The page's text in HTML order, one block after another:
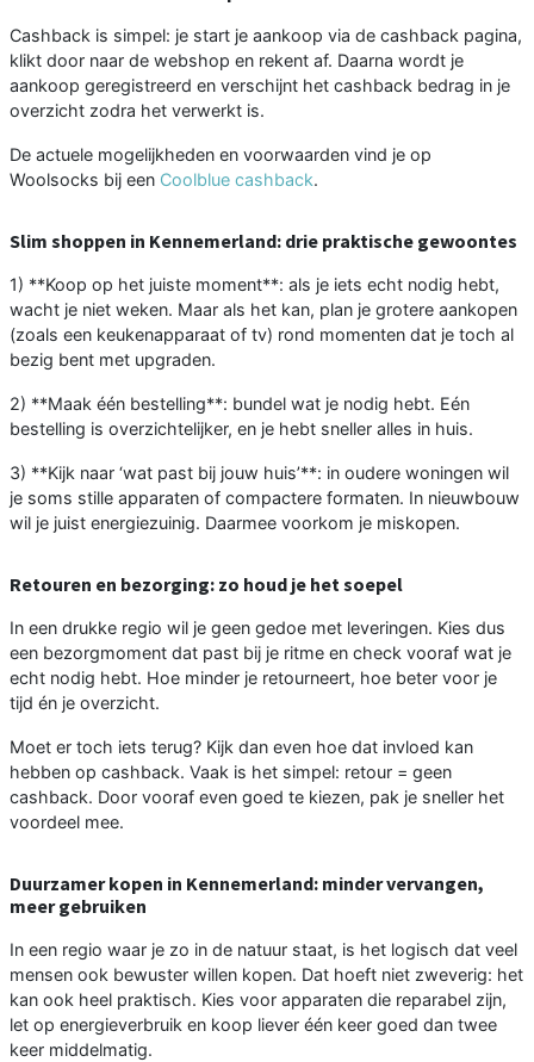
Cashback is simpel: je start je aankoop via de cashback pagina,
klikt door naar de webshop en rekent af. Daarna wordt je
aankoop geregistreerd en verschijnt het cashback bedrag in je
overzicht zodra het verwerkt is.
De actuele mogelijkheden en voorwaarden vind je op
Woolsocks bij een Coolblue cashback.
Slim shoppen in Kennemerland: drie praktische gewoontes
1) **Koop op het juiste moment**: als je iets echt nodig hebt,
wacht je niet weken. Maar als het kan, plan je grotere aankopen
(zoals een keukenapparaat of tv) rond momenten dat je toch al
bezig bent met upgraden.
2) **Maak één bestelling**: bundel wat je nodig hebt. Eén
bestelling is overzichtelijker, en je hebt sneller alles in huis.
3) **Kijk naar ‘wat past bij jouw huis’**: in oudere woningen wil
je soms stille apparaten of compactere formaten. In nieuwbouw
wil je juist energiezuinig. Daarmee voorkom je miskopen.
Retouren en bezorging: zo houd je het soepel
In een drukke regio wil je geen gedoe met leveringen. Kies dus
een bezorgmoment dat past bij je ritme en check vooraf wat je
echt nodig hebt. Hoe minder je retourneert, hoe beter voor je
tijd én je overzicht.
Moet er toch iets terug? Kijk dan even hoe dat invloed kan
hebben op cashback. Vaak is het simpel: retour = geen
cashback. Door vooraf even goed te kiezen, pak je sneller het
voordeel mee.
Duurzamer kopen in Kennemerland: minder vervangen,
meer gebruiken
In een regio waar je zo in de natuur staat, is het logisch dat veel
mensen ook bewuster willen kopen. Dat hoeft niet zweverig: het
kan ook heel praktisch. Kies voor apparaten die reparabel zijn,
let op energieverbruik en koop liever één keer goed dan twee
keer middelmatig.